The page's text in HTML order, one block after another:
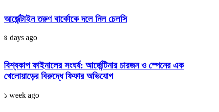
আর্জেন্টাইন তরুণ বার্কোকে দলে নিল চেলসি
৪ days ago
বিশ্বকাপ ফাইনালের সংঘর্ষ: আর্জেন্টিনার চারজন ও স্পেনের এক
খেলোয়াড়ের বিরুদ্ধে ফিফার অভিযোগ
১ week ago